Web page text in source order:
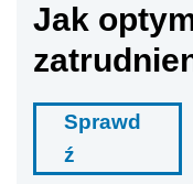
Jak
Sprawd
ź